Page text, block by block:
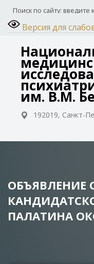
Версия для
им. В.М.
192019, Санкт-
ОБЪЯВЛЕНИЕ
ПАЛАТИНА